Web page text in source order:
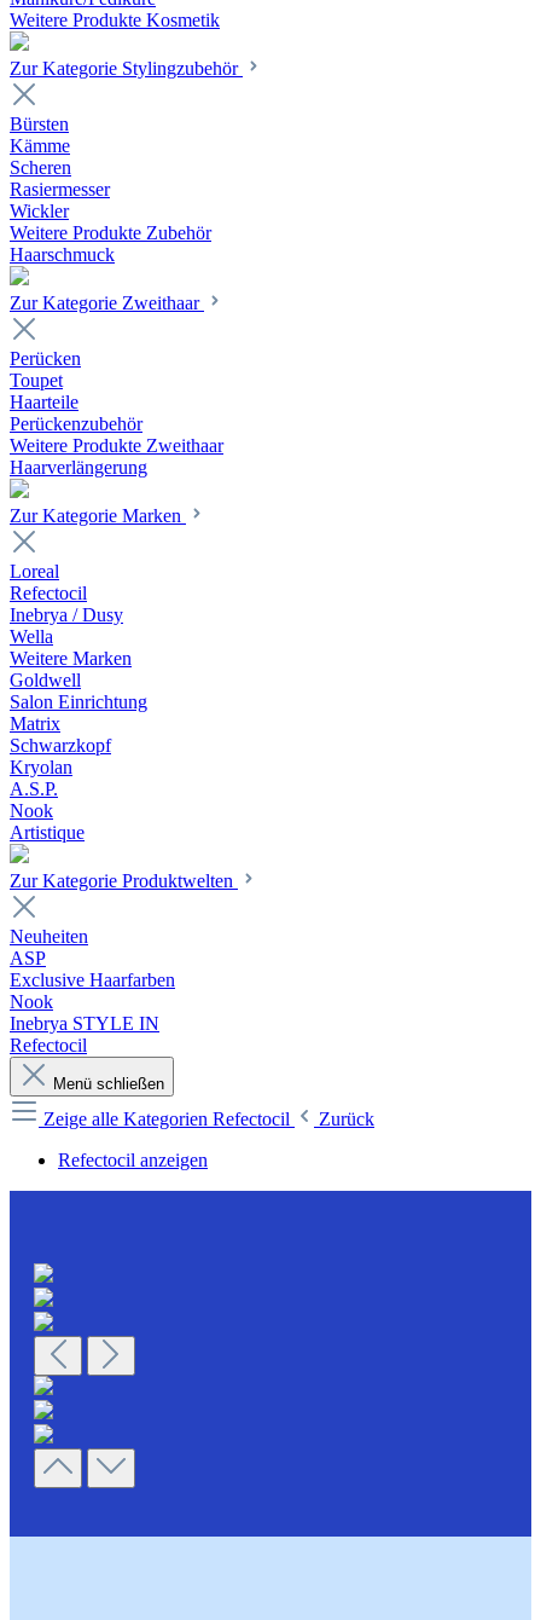
Weitere Produkte Kosmetik
Zur Kategorie Stylingzubehör
Bürsten
Kämme
Scheren
Rasiermesser
Wickler
Weitere Produkte Zubehör
Haarschmuck
Zur Kategorie Zweithaar
Perücken
Toupet
Haarteile
Perückenzubehör
Weitere Produkte Zweithaar
Haarverlängerung
Zur Kategorie Marken
Loreal
Refectocil
Inebrya / Dusy
Wella
Weitere Marken
Goldwell
Salon Einrichtung
Matrix
Schwarzkopf
Kryolan
A.S.P.
Nook
Artistique
Zur Kategorie Produktwelten
Neuheiten
ASP
Exclusive Haarfarben
Nook
Inebrya STYLE IN
Refectocil
Menü schließen
Zeige alle Kategorien Refectocil
Zurück
Refectocil anzeigen